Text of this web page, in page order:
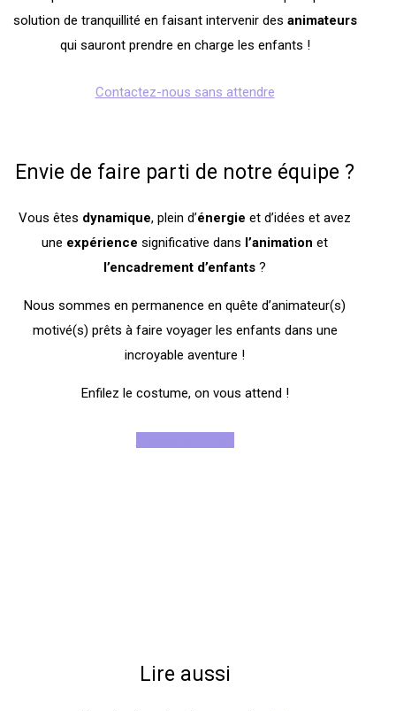
solution de tranquillité en faisant intervenir des animateurs
qui sauront prendre en charge les enfants !
Contactez-nous sans attendre
Envie de faire parti de notre équipe ?
Vous êtes dynamique, plein d’énergie et d’idées et avez
une expérience significative dans l’animation et
l’encadrement d’enfants ?
Nous sommes en permanence en quête d’animateur(s)
motivé(s) prêts à faire voyager les enfants dans une
incroyable aventure !
Enfilez le costume, on vous attend !
Lire aussi